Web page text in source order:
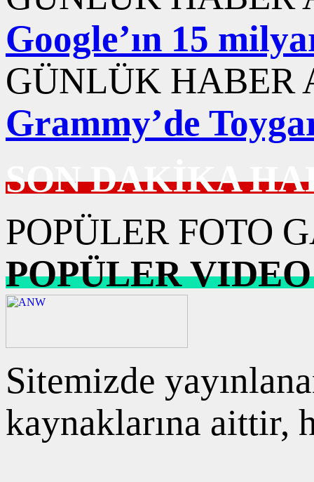
Google’ın 15
GÜNLÜK HABER
Grammy’de
SON DAKİKA
POPÜLER FOTO
POPÜLER
Sitemizde
kaynaklarına aittir,